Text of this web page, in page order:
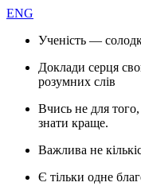
ENG
Ученість —
Доклади серця
розумних слів
Вчись не для
знати краще.
Важлива не
Є тільки одне